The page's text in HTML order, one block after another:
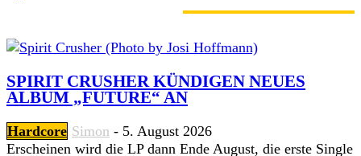
SPIRIT CRUSHER KÜNDIGEN NEUES
ALBUM „FUTURE“ AN
Hardcore Simon - 5. August 2026
Erscheinen wird die LP dann Ende August, die erste Single